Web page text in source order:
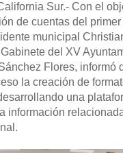
Sur.- Con el
de cuentas del
municipal
del XV
Flores, informó
la creación de
una
información